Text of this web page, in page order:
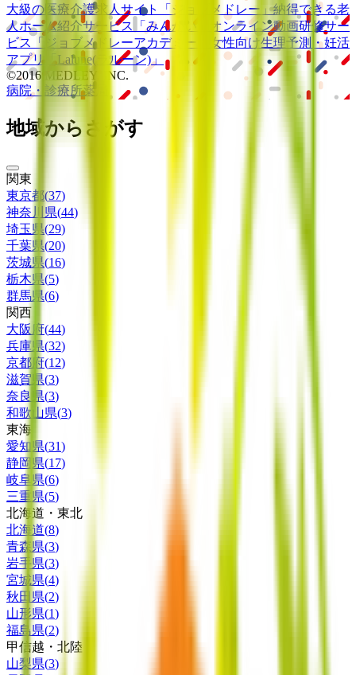
大級の 医療介護求人サイト 「ジョブメドレー」納得できる老
人ホーム紹介サービス
「みんかい」 オンライン動画研修サー
ビス
「ジョブメドレーアカデミー」 女性向け生理予測・妊活
アプリ
「Lalune(ラルーン)」
©2016 MEDLEY, INC.
病院・診療所薬局
地域からさがす
関東
東京都(37)
神奈川県(44)
埼玉県(29)
千葉県(20)
茨城県(16)
栃木県(5)
群馬県(6)
関西
大阪府(44)
兵庫県(32)
京都府(12)
滋賀県(3)
奈良県(3)
和歌山県(3)
東海
愛知県(31)
静岡県(17)
岐阜県(6)
三重県(5)
北海道・東北
北海道(8)
青森県(3)
岩手県(3)
宮城県(4)
秋田県(2)
山形県(1)
福島県(2)
甲信越・北陸
山梨県(3)